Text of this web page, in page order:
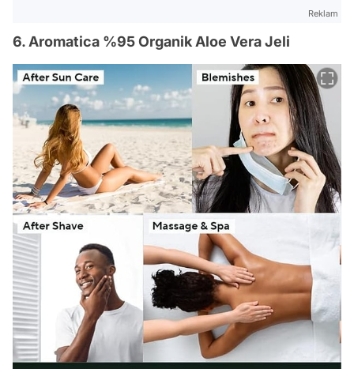
Reklam
6. Aromatica %95 Organik Aloe Vera Jeli